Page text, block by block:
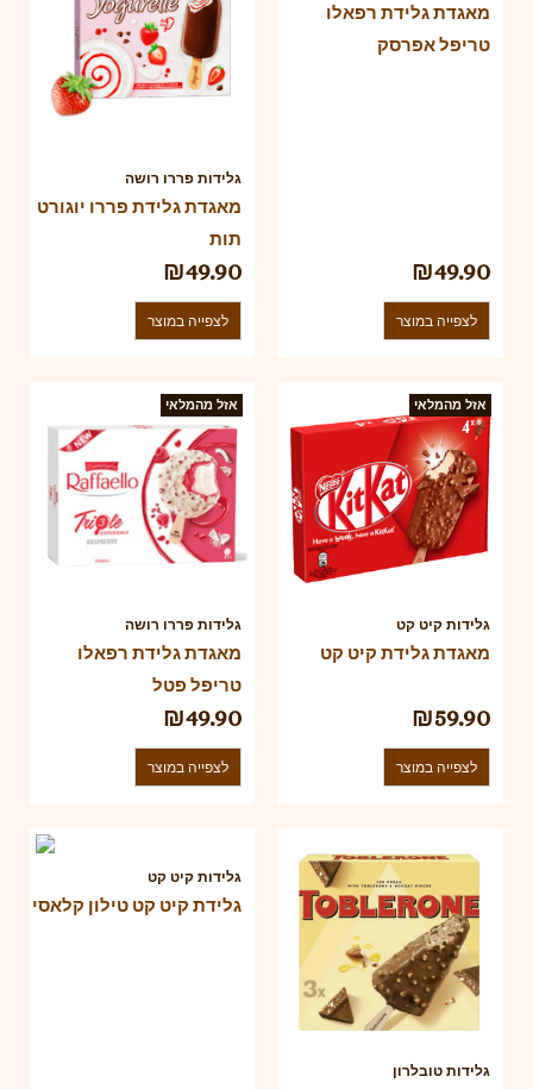
גלידות פררו רושה
מאגדת גלידת פררו יוגורט
תות
₪49.90
לצפייה במוצר
מאגדת גלידת רפאלו
טריפל אפרסק
₪49.90
לצפייה במוצר
אזל מהמלאי
גלידות פררו רושה
מאגדת גלידת רפאלו
טריפל פטל
₪49.90
לצפייה במוצר
אזל מהמלאי
גלידות קיט קט
מאגדת גלידת קיט קט
₪59.90
לצפייה במוצר
גלידות קיט קט
גלידת קיט קט טילון קלאסי
גלידות טובלרון